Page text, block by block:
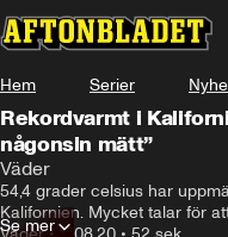
Hem Serier
Rekordvarmt i
någonsin mätt”
Väder
54,4 grader celsius har
Kalifornien. Mycket talar för
Se mer